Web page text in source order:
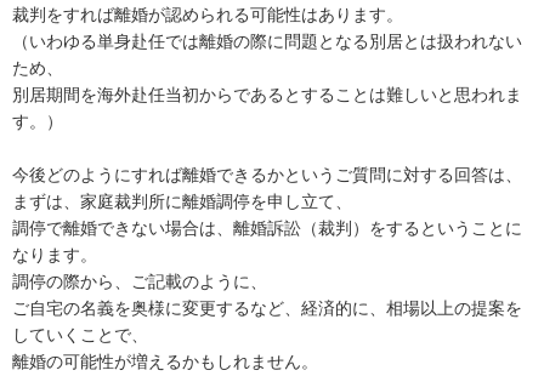
裁判をすれば離婚が認められる可能性はあります。
（いわゆる単身赴任では離婚の際に問題となる別居とは扱われない
ため、
別居期間を海外赴任当初からであるとすることは難しいと思われま
す。）
今後どのようにすれば離婚できるかというご質問に対する回答は、
まずは、家庭裁判所に離婚調停を申し立て、
調停で離婚できない場合は、離婚訴訟（裁判）をするということに
なります。
調停の際から、ご記載のように、
ご自宅の名義を奥様に変更するなど、経済的に、相場以上の提案を
していくことで、
離婚の可能性が増えるかもしれません。